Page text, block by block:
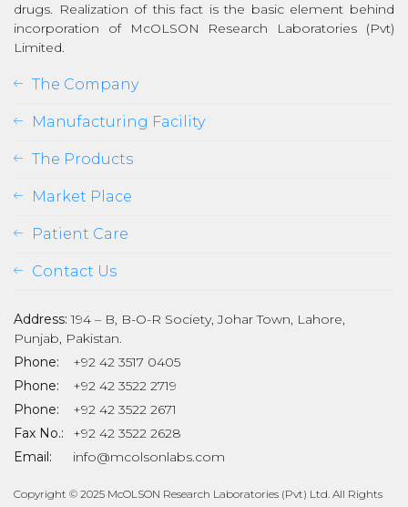
drugs. Realization of this fact is the basic element behind
incorporation of McOLSON Research Laboratories (Pvt)
Limited.
The Company
Manufacturing Facility
The Products
Market Place
Patient Care
Contact Us
Address: 194 – B, B-O-R Society, Johar Town, Lahore,
Punjab, Pakistan.
Phone:
+92 42 3517 0405
Phone:
+92 42 3522 2719
Phone:
+92 42 3522 2671
Fax No.:
+92 42 3522 2628
Email:
info@mcolsonlabs.com
Copyright © 2025 McOLSON Research Laboratories (Pvt) Ltd. All Rights